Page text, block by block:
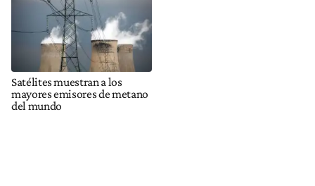
Satélites muestran a los
mayores emisores de metano
del mundo